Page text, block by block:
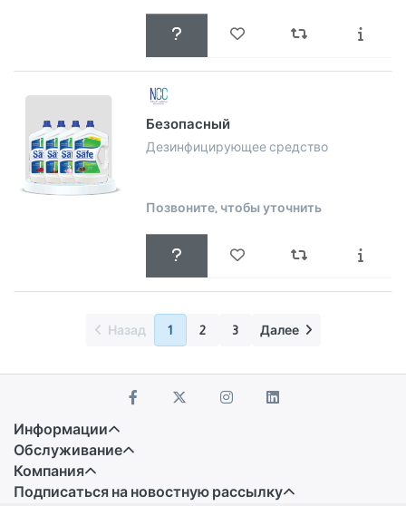
Безопасный
Дезинфицирующее средство
Позвоните, чтобы уточнить
Назад 1 2 3 Далее
Информации
Обслуживание
Компания
Подписаться на новостную рассылку